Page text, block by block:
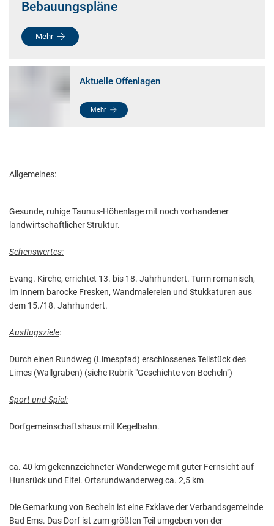
Bebauungspläne
Mehr
Aktuelle Offenlagen
Mehr
Allgemeines:
Gesunde, ruhige Taunus-Höhenlage mit noch vorhandener
landwirtschaftlicher Struktur.
Sehenswertes:
Evang. Kirche, errichtet 13. bis 18. Jahrhundert. Turm romanisch,
im Innern barocke Fresken, Wandmalereien und Stukkaturen aus
dem 15./18. Jahrhundert.
Ausflugsziele:
Durch einen Rundweg (Limespfad) erschlossenes Teilstück des
Limes (Wallgraben) (siehe Rubrik "Geschichte von Becheln")
Sport und Spiel:
Dorfgemeinschaftshaus mit Kegelbahn.
ca. 40 km gekennzeichneter Wanderwege mit guter Fernsicht auf
Hunsrück und Eifel. Ortsrundwanderweg ca. 2,5 km
Die Gemarkung von Becheln ist eine Exklave der Verbandsgemeinde
Bad Ems. Das Dorf ist zum größten Teil umgeben von der